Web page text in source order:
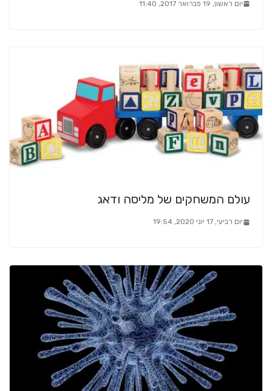
יום ראשון, 19 פברואר 2017, 11:40
עולם המשחקים של מליסה ודאג
יום רביעי, 17 יוני 2020, 19:54